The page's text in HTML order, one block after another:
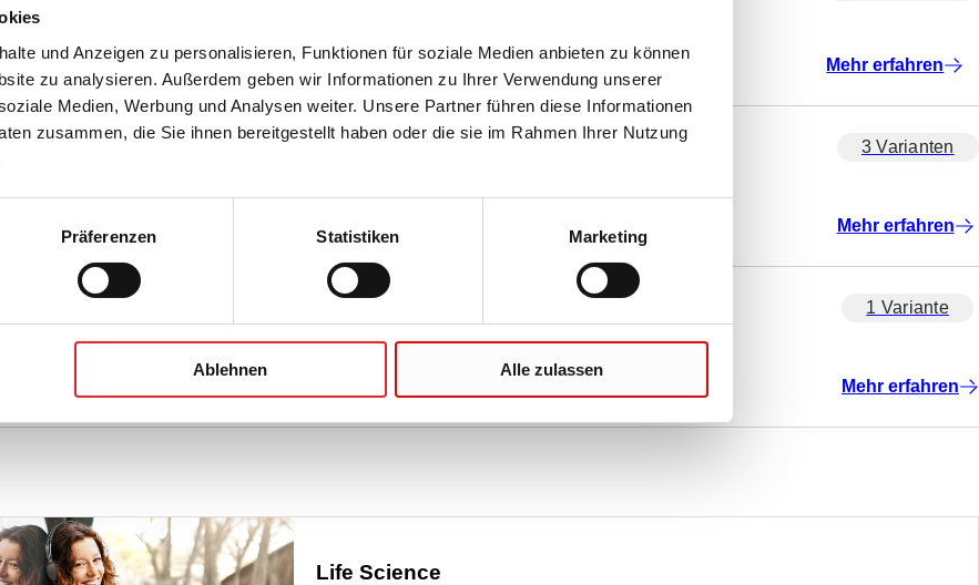
und Anzeigen zu personalisieren, Funktionen für soziale Medien anbieten zu können
zu analysieren. Außerdem geben wir Informationen zu Ihrer Verwendung unserer
Medien, Werbung und Analysen weiter. Unsere Partner führen diese Informationen
zusammen, die Sie ihnen bereitgestellt haben oder die sie im Rahmen Ihrer Nutzung
Präferenzen Statistiken Marketing
Ablehnen Alle zulassen
Mehr erfahren
für Mikro-Schraubröhren 3 Varianten
Mehr erfahren
1 Variante
Mehr erfahren
Life Science